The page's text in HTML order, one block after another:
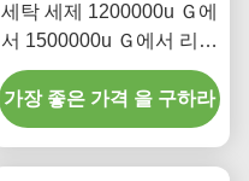
세탁 세제 1200000u Ｇ에
서 1500000u Ｇ에서 리파
아제(지방분해 효소)과 프
로테아제 세정 효소
가장 좋은 가격 을 구하라